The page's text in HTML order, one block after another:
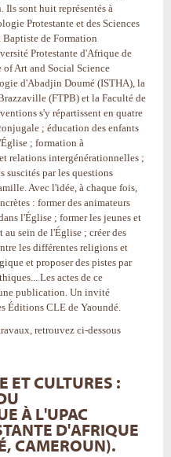
Ils sont huit représentés à
Protestante et des Sciences
de Formation
Protestante d'Afrique de
of Art and Social Science
d'Abadjin Doumé (ISTHA), la
(FTPB) et la Faculté de
s'y répartissent en quatre
; éducation des enfants
; formation à
relations intergénérationnelles ;
suscités par les questions
Avec l'idée, à chaque fois,
: former des animateurs
l'Église ; former les jeunes et
sein de l'Église ; créer des
les différentes religions et
et proposer des pistes par
Les actes de ce
publication. Un invité
Éditions CLE de Yaoundé.
retrouvez ci-dessous
ET CULTURES :
À L'UPAC
D'AFRIQUE
CAMEROUN).